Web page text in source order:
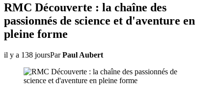
RMC Découverte : la chaîne des
passionnés de science et d'aventure en
pleine forme
il y a 138 joursParPaul Aubert